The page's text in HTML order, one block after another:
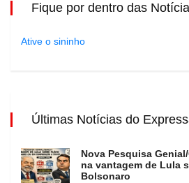
Fique por dentro das
Ative o sininho
Últimas Notícias do
Nova Pesquisa
na vantagem de Lula
Bolsonaro